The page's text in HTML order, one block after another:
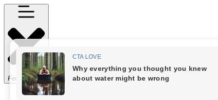
Fechar Menu